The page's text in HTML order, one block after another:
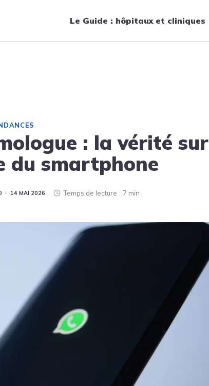
Le Guide : hôpitaux et cliniques
: la vérité sur
du smartphone
14 MAI 2026 Temps de lecture 7 min